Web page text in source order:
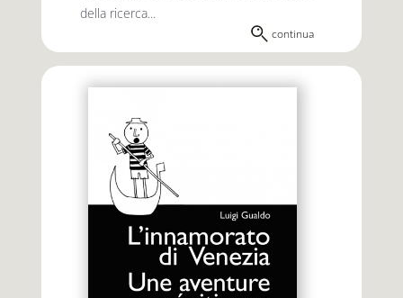
della ricerca...
continua